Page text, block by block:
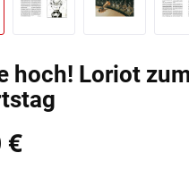
hoch! Loriot
€